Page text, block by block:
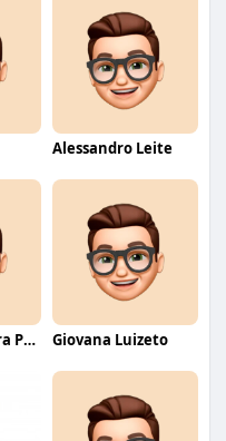
Alessandro Leite
Suellen Moreira Parente de Oliveira Giovana Luizeto